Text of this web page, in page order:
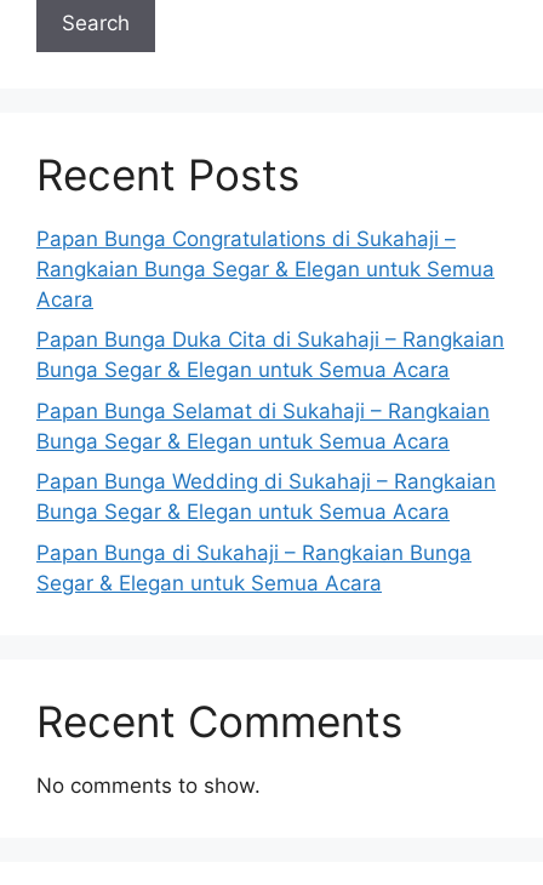
Search
Recent Posts
Papan Bunga Congratulations di Sukahaji –
Rangkaian Bunga Segar & Elegan untuk Semua
Acara
Papan Bunga Duka Cita di Sukahaji – Rangkaian
Bunga Segar & Elegan untuk Semua Acara
Papan Bunga Selamat di Sukahaji – Rangkaian
Bunga Segar & Elegan untuk Semua Acara
Papan Bunga Wedding di Sukahaji – Rangkaian
Bunga Segar & Elegan untuk Semua Acara
Papan Bunga di Sukahaji – Rangkaian Bunga
Segar & Elegan untuk Semua Acara
Recent Comments
No comments to show.